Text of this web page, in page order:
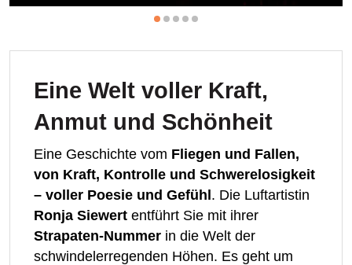
Eine Welt voller Kraft,
Anmut und Schönheit
Eine Geschichte vom Fliegen und Fallen,
von Kraft, Kontrolle und Schwerelosigkeit
– voller Poesie und Gefühl. Die Luftartistin
Ronja Siewert entführt Sie mit ihrer
Strapaten-Nummer in die Welt der
schwindelerregenden Höhen. Es geht um